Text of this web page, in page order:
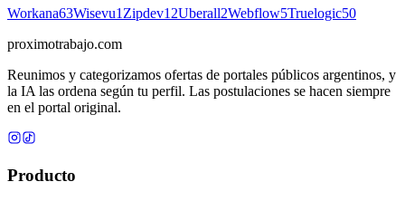
Workana63Wisevu1 Zipdev12Uberall2Webflow5Truelogic50
proximotrabajo.com
Reunimos y categorizamos ofertas de portales públicos argentinos, y
la IA las ordena según tu perfil. Las postulaciones se hacen siempre
en el portal original.
Producto